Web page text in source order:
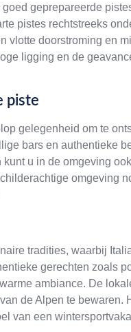
geprepareerde
pistes rechtstreeks
vlotte doorstroming en
ligging en de
piste
gelegenheid om te
bars en authentieke
u in de omgeving
omgeving
tradities, waarbij
gerechten zoals
ambiance. De
de Alpen te
van een